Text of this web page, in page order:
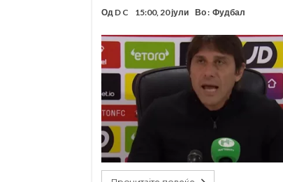
Од D C 15:00, 20 јули Во : Фудбал